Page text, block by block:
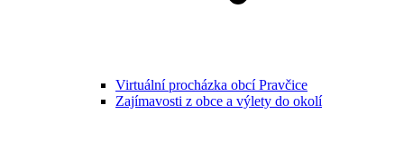
Virtuální procházka obcí Pravčice
Zajímavosti z obce a výlety do okolí